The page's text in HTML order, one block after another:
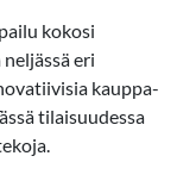
kokosi
eri
kauppa-
tilaisuudessa